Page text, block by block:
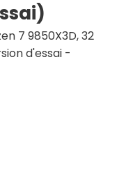
7 9850X3D, 32
d'essai -